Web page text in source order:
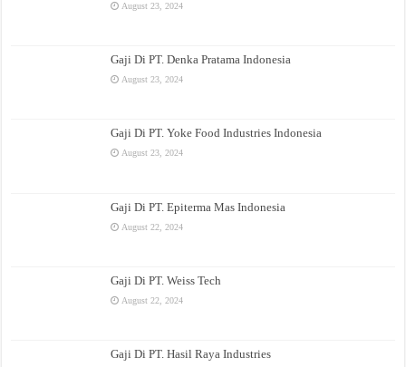
August 23, 2024
Gaji Di PT. Denka Pratama Indonesia
August 23, 2024
Gaji Di PT. Yoke Food Industries Indonesia
August 23, 2024
Gaji Di PT. Epiterma Mas Indonesia
August 22, 2024
Gaji Di PT. Weiss Tech
August 22, 2024
Gaji Di PT. Hasil Raya Industries